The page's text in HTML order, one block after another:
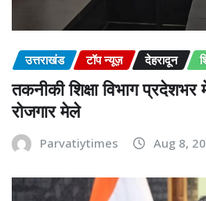
उत्तराखंड टॉप न्यूज़ देहरादून
तकनीकी शिक्षा विभाग
रोजगार मेले
Parvatiytimes Aug 8,